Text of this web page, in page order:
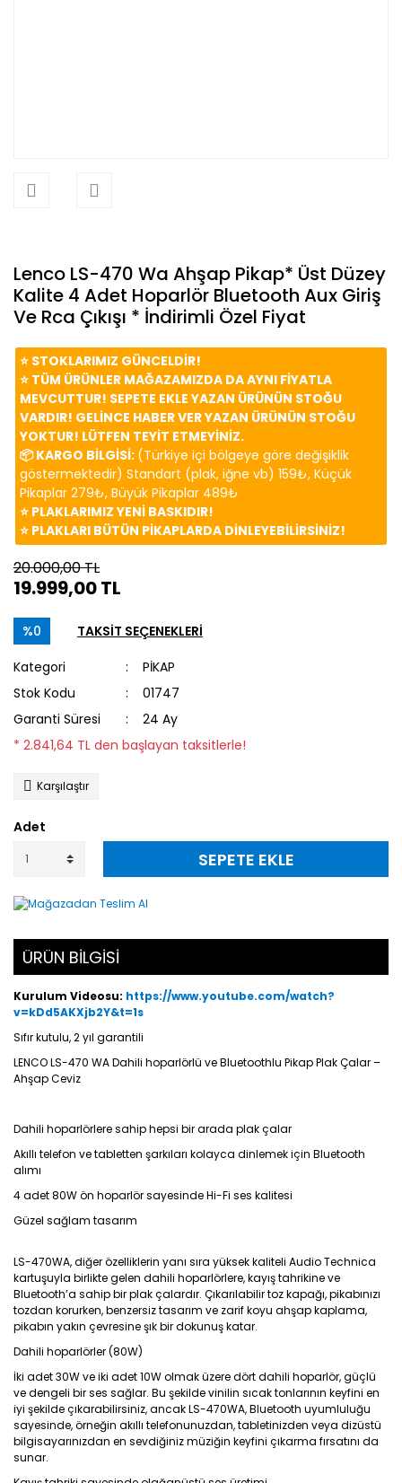
Lenco LS-470 Wa Ahşap Pikap* Üst Düzey
Kalite 4 Adet Hoparlör Bluetooth Aux Giriş
Ve Rca Çıkışı * İndirimli Özel Fiyat
⭐️ STOKLARIMIZ GÜNCELDİR!
⭐️ TÜM ÜRÜNLER MAĞAZAMIZDA DA AYNI FİYATLA
MEVCUTTUR! SEPETE EKLE YAZAN ÜRÜNÜN STOĞU
VARDIR! GELİNCE HABER VER YAZAN ÜRÜNÜN STOĞU
YOKTUR! LÜTFEN TEYİT ETMEYİNİZ.
📦 KARGO BİLGİSİ: (Türkiye içi bölgeye göre değişiklik
göstermektedir) Standart (plak, iğne vb) 159₺, Küçük
Pikaplar 279₺, Büyük Pikaplar 489₺
⭐️ PLAKLARIMIZ YENİ BASKIDIR!
⭐️ PLAKLARI BÜTÜN PİKAPLARDA DİNLEYEBİLİRSİNİZ!
20.000,00 TL
19.999,00 TL
%0 TAKSİT SEÇENEKLERİ
Kategori
PİKAP
Stok Kodu
01747
Garanti Süresi
24 Ay
* 2.841,64 TL den başlayan taksitlerle!
Karşılaştır
Adet
SEPETE EKLE
ÜRÜN BİLGİSİ
Kurulum Videosu: https://www.youtube.com/watch?
v=kDd5AKXjb2Y&t=1s
Sıfır kutulu, 2 yıl garantili
LENCO LS-470 WA Dahili hoparlörlü ve Bluetoothlu Pikap Plak Çalar –
Ahşap Ceviz
Dahili hoparlörlere sahip hepsi bir arada plak çalar
Akıllı telefon ve tabletten şarkıları kolayca dinlemek için Bluetooth
alımı
4 adet 80W ön hoparlör sayesinde Hi-Fi ses kalitesi
Güzel sağlam tasarım
LS-470WA, diğer özelliklerin yanı sıra yüksek kaliteli Audio Technica
kartuşuyla birlikte gelen dahili hoparlörlere, kayış tahrikine ve
Bluetooth’a sahip bir plak çalardır. Çıkarılabilir toz kapağı, pikabınızı
tozdan korurken, benzersiz tasarım ve zarif koyu ahşap kaplama,
pikabın yakın çevresine şık bir dokunuş katar.
Dahili hoparlörler (80W)
İki adet 30W ve iki adet 10W olmak üzere dört dahili hoparlör, güçlü
ve dengeli bir ses sağlar. Bu şekilde vinilin sıcak tonlarının keyfini en
iyi şekilde çıkarabilirsiniz, ancak LS-470WA, Bluetooth uyumluluğu
sayesinde, örneğin akıllı telefonunuzdan, tabletinizden veya dizüstü
bilgisayarınızdan en sevdiğiniz müziğin keyfini çıkarma fırsatını da
sunar.